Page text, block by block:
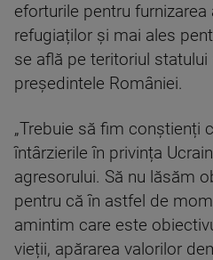
eforturile pentru
refugiaților și mai ales
se află pe teritoriul statului
președintele României.
„Trebuie să fim conștienți
întârzierile în privința
agresorului. Să nu lăsăm
pentru că în astfel de
amintim care este
vieții, apărarea valorilor